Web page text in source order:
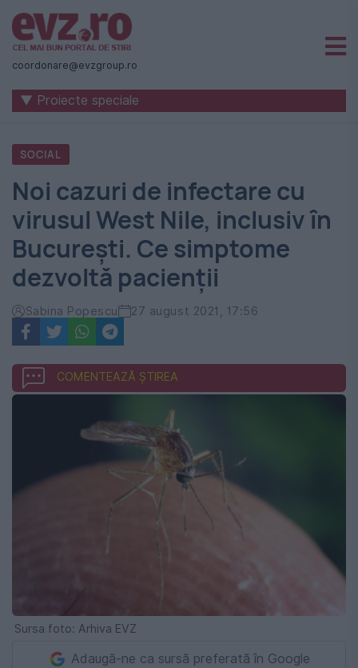
Știri
naționale
internaționale
România
-
Evenimentul
Zilei
coordonare@evzgroup.ro
▼ Proiecte speciale
SOCIAL
Noi cazuri de infectare cu
virusul West Nile, inclusiv în
București. Ce simptome
dezvoltă pacienții
Sabina Popescu 27 august 2021, 17:56
COMENTEAZĂ ȘTIREA
Sursa foto: Arhiva EVZ
Adaugă-ne ca sursă preferată în Google